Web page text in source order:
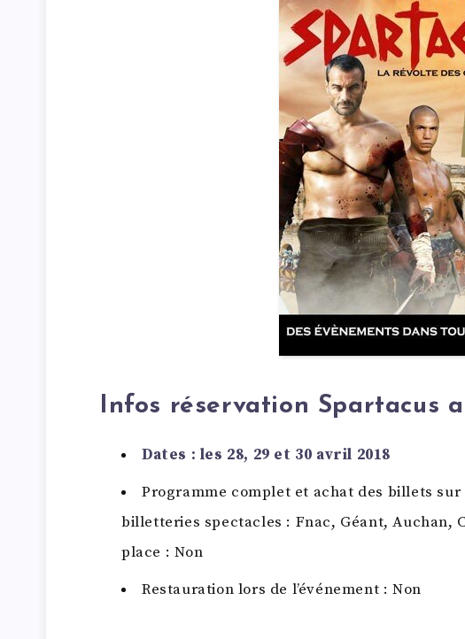
Infos réservation Spartacus
Dates : les 28, 29 et 30 avril 2018
Programme complet et achat des billets
billetteries spectacles : Fnac, Géant,
place : Non
Restauration lors de l’événement : Non